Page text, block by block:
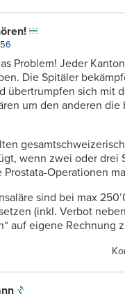
Problem! Jeder
Die Spitäler
übertrumpfen sich mit
um den anderen die
wenn zwei oder drei
Operationen
sind bei max
(inkl. Verbot
auf eigene Rechnung